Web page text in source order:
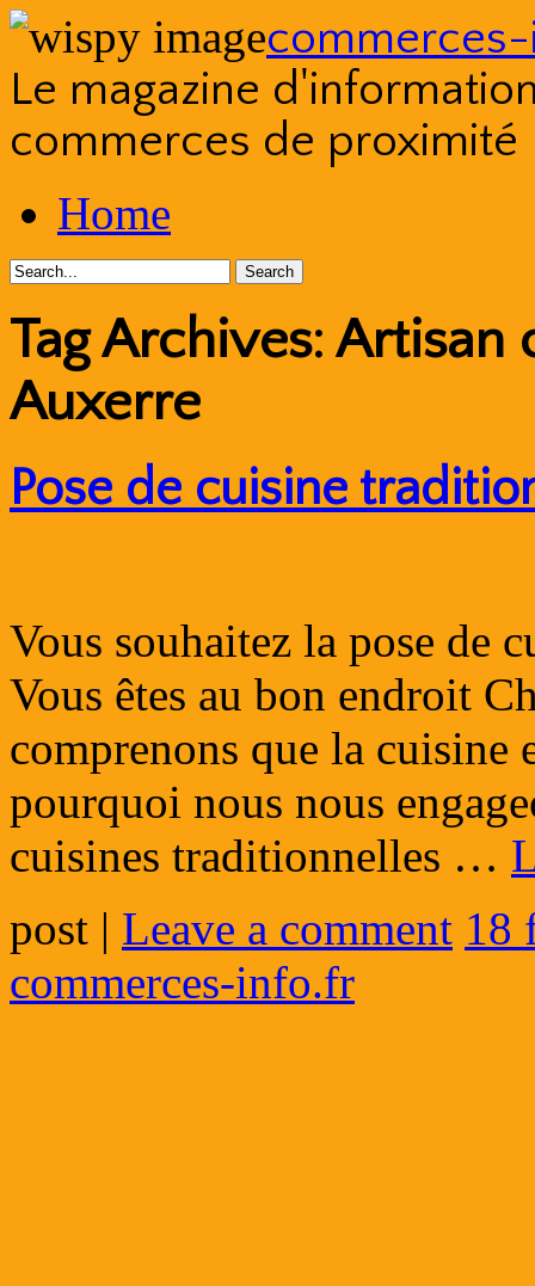
Le magazine
commerces de proximité
to
contentHome
Tag Archives: Artisan
Auxerre
Pose de cuisine
Vous souhaitez la pose de
Vous êtes au bon endroit
comprenons que la cuisine
pourquoi nous nous
cuisines traditionnelles …
post | Leave a comment 18
commerces-info.fr